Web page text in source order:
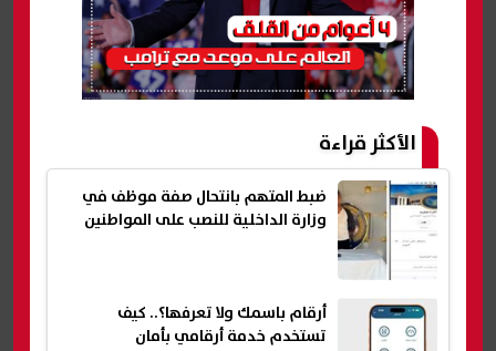
الأكثر قراءة
ضبط المتهم بانتحال صفة موظف في
وزارة الداخلية للنصب على المواطنين
أرقام باسمك ولا تعرفها؟.. كيف
تستخدم خدمة أرقامي بأمان